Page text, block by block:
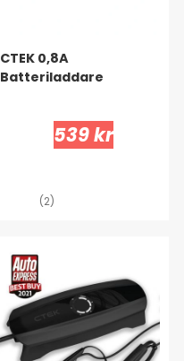
CTEK 0,8A
Batteriladdare
539 kr
(2)